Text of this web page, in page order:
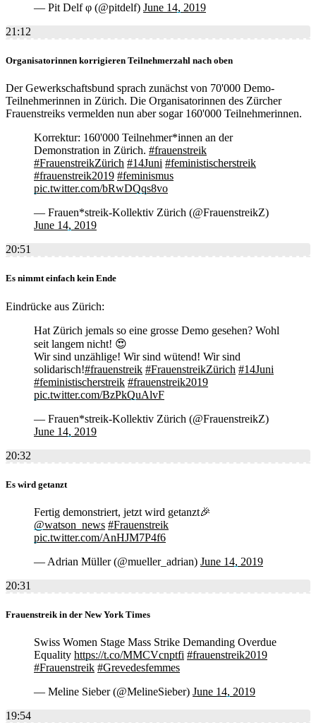
— Pit Delf φ (@pitdelf) June 14, 2019
21:12
Organisatorinnen korrigieren Teilnehmerzahl nach oben
Der Gewerkschaftsbund sprach zunächst von 70'000 Demo-
Teilnehmerinnen in Zürich. Die Organisatorinnen des Zürcher
Frauenstreiks vermelden nun aber sogar 160'000 Teilnehmerinnen.
Korrektur: 160'000 Teilnehmer*innen an der
Demonstration in Zürich. #frauenstreik
#FrauenstreikZürich #14Juni #feministischerstreik
#frauenstreik2019 #feminismus
pic.twitter.com/bRwDQqs8vo
— Frauen*streik-Kollektiv Zürich (@FrauenstreikZ)
June 14, 2019
20:51
Es nimmt einfach kein Ende
Eindrücke aus Zürich:
Hat Zürich jemals so eine grosse Demo gesehen? Wohl
seit langem nicht! 😍
Wir sind unzählige! Wir sind wütend! Wir sind
solidarisch!#frauenstreik #FrauenstreikZürich #14Juni
#feministischerstreik #frauenstreik2019
pic.twitter.com/BzPkQuAlvF
— Frauen*streik-Kollektiv Zürich (@FrauenstreikZ)
June 14, 2019
20:32
Es wird getanzt
Fertig demonstriert, jetzt wird getanzt🎉
@watson_news #Frauenstreik
pic.twitter.com/AnHJM7P4f6
— Adrian Müller (@mueller_adrian) June 14, 2019
20:31
Frauenstreik in der New York Times
Swiss Women Stage Mass Strike Demanding Overdue
Equality https://t.co/MMCVcnptfi #frauenstreik2019
#Frauenstreik #Grevedesfemmes
— Meline Sieber (@MelineSieber) June 14, 2019
19:54